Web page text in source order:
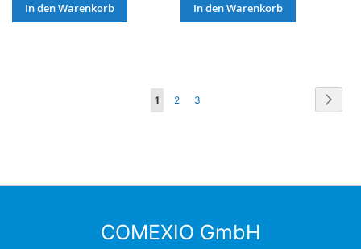
In den Warenkorb In den Warenkorb
Seite
Sie
1 Seite
2 Seite
3
COMEXIO GmbH